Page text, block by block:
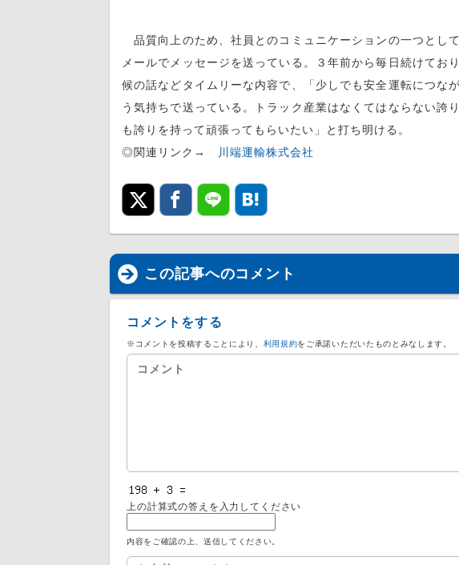
品質向上のため、社員とのコミュニケーションの一つとし
メールでメッセージを送っている。３年前から毎日続けてお
候の話などタイムリーな内容で、「少しでも安全運転につな
う気持ちで送っている。トラック産業はなくてはならない誇
も誇りを持って頑張ってもらいたい」と打ち明ける。
◎関連リンク→
川端運輸株式会社
この記事へのコメント
コメントをする
※コメントを投稿することにより、 利用規約をご承諾いただいたものとみなします。
上の計算式の答えを入力してください
内容をご確認の上、送信してください。